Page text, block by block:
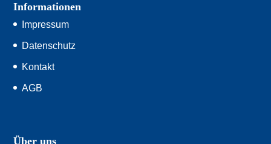
Informationen
Impressum
Datenschutz
Kontakt
AGB
Über uns